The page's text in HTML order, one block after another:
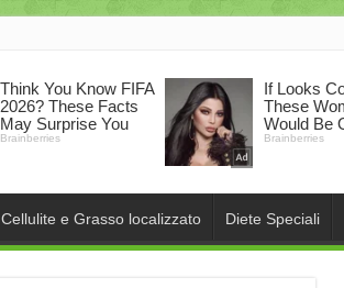
Cellulite e Grasso localizzato Diete Speciali